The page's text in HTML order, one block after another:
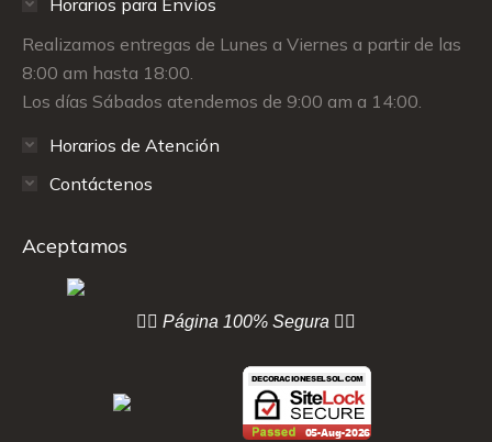
Horarios para Envíos
Realizamos entregas de Lunes a Viernes a partir de las
8:00 am hasta 18:00.
Los días Sábados atendemos de 9:00 am a 14:00.
Horarios de Atención
Contáctenos
Aceptamos
👇🏻 Página 100% Segura 👇🏻